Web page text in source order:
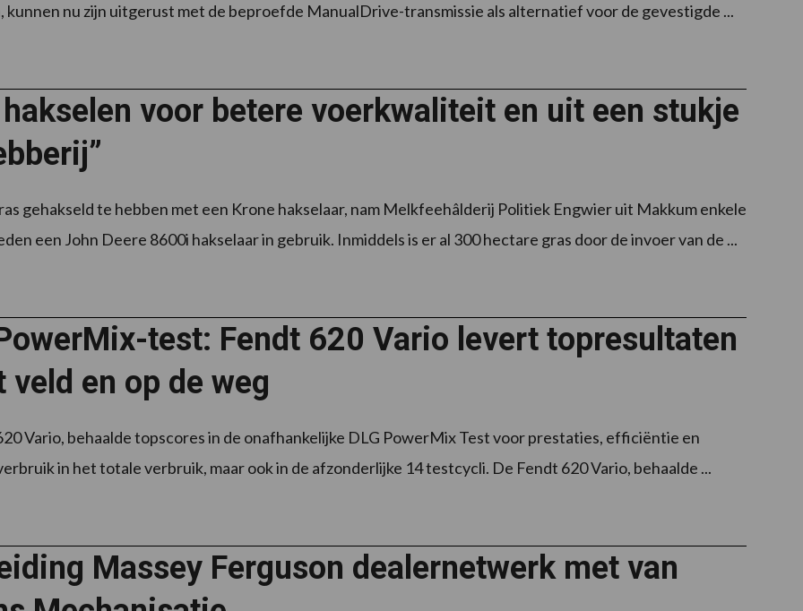
kunnen nu zijn uitgerust met de beproefde ManualDrive-transmissie als alternatief voor de gevestigde ...
voor betere voerkwaliteit en uit een stukje
gehakseld te hebben met een Krone hakselaar, nam Melkfeehâlderij Politiek Engwier uit Makkum enkele
een John Deere 8600i hakselaar in gebruik. Inmiddels is er al 300 hectare gras door de invoer van de ...
test: Fendt 620 Vario levert topresultaten
veld en op de weg
Vario, behaalde topscores in de onafhankelijke DLG PowerMix Test voor prestaties, efficiëntie en
in het totale verbruik, maar ook in de afzonderlijke 14 testcycli. De Fendt 620 Vario, behaalde ...
Massey Ferguson dealernetwerk met van